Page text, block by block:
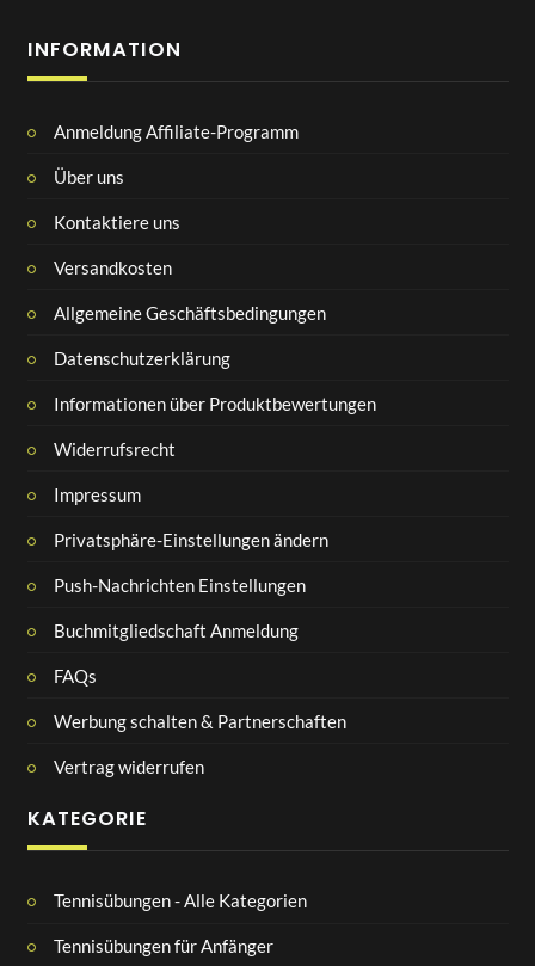
INFORMATION
Anmeldung Affiliate-Programm
Über uns
Kontaktiere uns
Versandkosten
Allgemeine Geschäftsbedingungen
Datenschutzerklärung
Informationen über Produktbewertungen
Widerrufsrecht
Impressum
Privatsphäre-Einstellungen ändern
Push-Nachrichten Einstellungen
Buchmitgliedschaft Anmeldung
FAQs
Werbung schalten & Partnerschaften
Vertrag widerrufen
KATEGORIE
Tennisübungen - Alle Kategorien
Tennisübungen für Anfänger